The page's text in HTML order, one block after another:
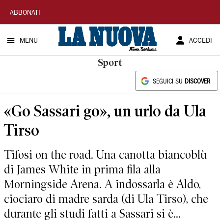
La
Nuova
Sardegna
ABBONATI
MENU ACCEDI
Sport
SEGUICI SU DISCOVER
«Go Sassari go», un urlo da Ula
Tirso
Tifosi on the road. Una canotta biancoblù
di James White in prima fila alla
Morningside Arena. A indossarla è Aldo,
ciociaro di madre sarda (di Ula Tirso), che
durante gli studi fatti a Sassari si è...